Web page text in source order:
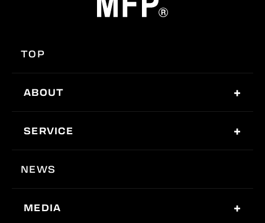
TOP
ABOUT
SERVICE
NEWS
MEDIA